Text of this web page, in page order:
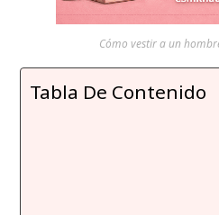
Cómo vestir a un
Tabla De Contenido